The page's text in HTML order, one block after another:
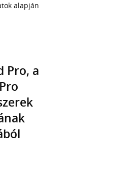
alapján
Pro, a